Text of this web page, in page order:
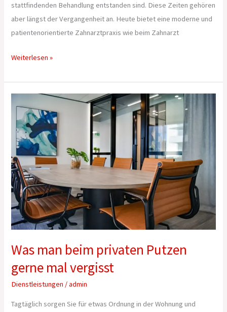
stattfindenden Behandlung entstanden sind. Diese Zeiten gehören
aber längst der Vergangenheit an. Heute bietet eine moderne und
patientenorientierte Zahnarztpraxis wie beim Zahnarzt
Weiterlesen »
Was man beim privaten Putzen
gerne mal vergisst
Dienstleistungen /admin
Tagtäglich sorgen Sie für etwas Ordnung in der Wohnung und
beim
privaten
Putzen
gerne
mal
vergisst